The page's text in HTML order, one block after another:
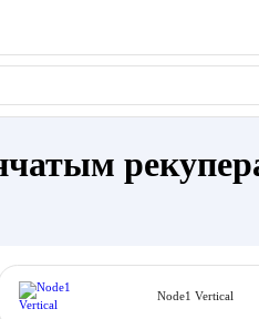
Node1 Vertical